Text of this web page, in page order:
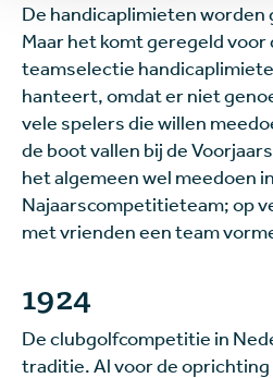
De handicaplimieten worden
Maar het komt geregeld voor
teamselectie
hanteert, omdat er niet
vele spelers die willen
de boot vallen bij de
het algemeen wel meedoen
Najaarscompetitieteam; op
met vrienden een team
1924
De clubgolfcompetitie in
traditie. Al voor de oprichting